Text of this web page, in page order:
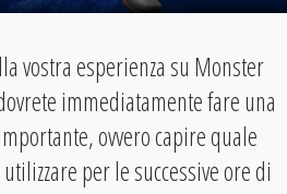
vostra esperienza su Monster
immediatamente fare una
ovvero capire quale
per le successive ore di